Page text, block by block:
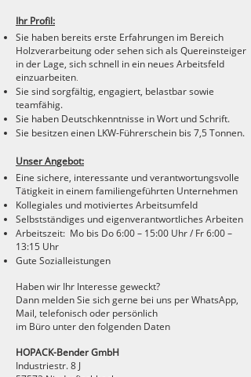
Ihr Profil:
Sie haben bereits erste Erfahrungen im Bereich
Holzverarbeitung oder sehensich als Quereinsteiger
in der Lage, sich schnell in ein neues Arbeitsfeld
einzuarbeiten.
Sie sind sorgfältig, engagiert, belastbar sowie
teamfähig.
Sie haben Deutschkenntnisse in Wort und Schrift.
Sie besitzen einen LKW-Führerschein bis 7,5 Tonnen.
Unser Angebot:
Eine sichere, interessante und verantwortungsvolle
Tätigkeit in einem familiengeführten Unternehmen
Kollegiales und motiviertes Arbeitsumfeld
Selbstständiges und eigenverantwortliches Arbeiten
Arbeitszeit: Mo bis Do 6:00 – 15:00 Uhr / Fr 6:00 –
13:15 Uhr
Gute Sozialleistungen
Haben wir Ihr Interesse geweckt?
Dann melden Sie sich gerne bei uns per WhatsApp,
Mail, telefonisch oder persönlich
im Büro unter den folgenden Daten
HOPACK-Bender GmbH
Industriestr. 8 J